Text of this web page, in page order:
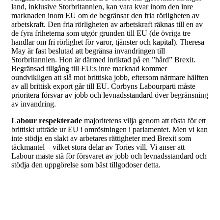
land, inklusive Storbritannien, kan vara kvar inom den inre
marknaden inom EU om de begränsar den fria rörligheten av
arbetskraft. Den fria rörligheten av arbetskraft räknas till en av
de fyra friheterna som utgör grunden till EU (de övriga tre
handlar om fri rörlighet för varor, tjänster och kapital). Theresa
May är fast beslutad att begränsa invandringen till
Storbritannien. Hon är därmed inriktad på en ”hård” Brexit.
Begränsad tillgång till EU:s inre marknad kommer
oundvikligen att slå mot brittiska jobb, eftersom närmare hälften
av all brittisk export går till EU. Corbyns Labourparti måste
prioritera försvar av jobb och levnadsstandard över begränsning
av invandring.
Labour respekterade majoritetens vilja genom att rösta för ett
brittiskt utträde ur EU i omröstningen i parlamentet. Men vi kan
inte stödja en slakt av arbetares rättigheter med Brexit som
täckmantel – vilket stora delar av Tories vill. Vi anser att
Labour måste stå för försvaret av jobb och levnadsstandard och
stödja den uppgörelse som bäst tillgodoser detta.